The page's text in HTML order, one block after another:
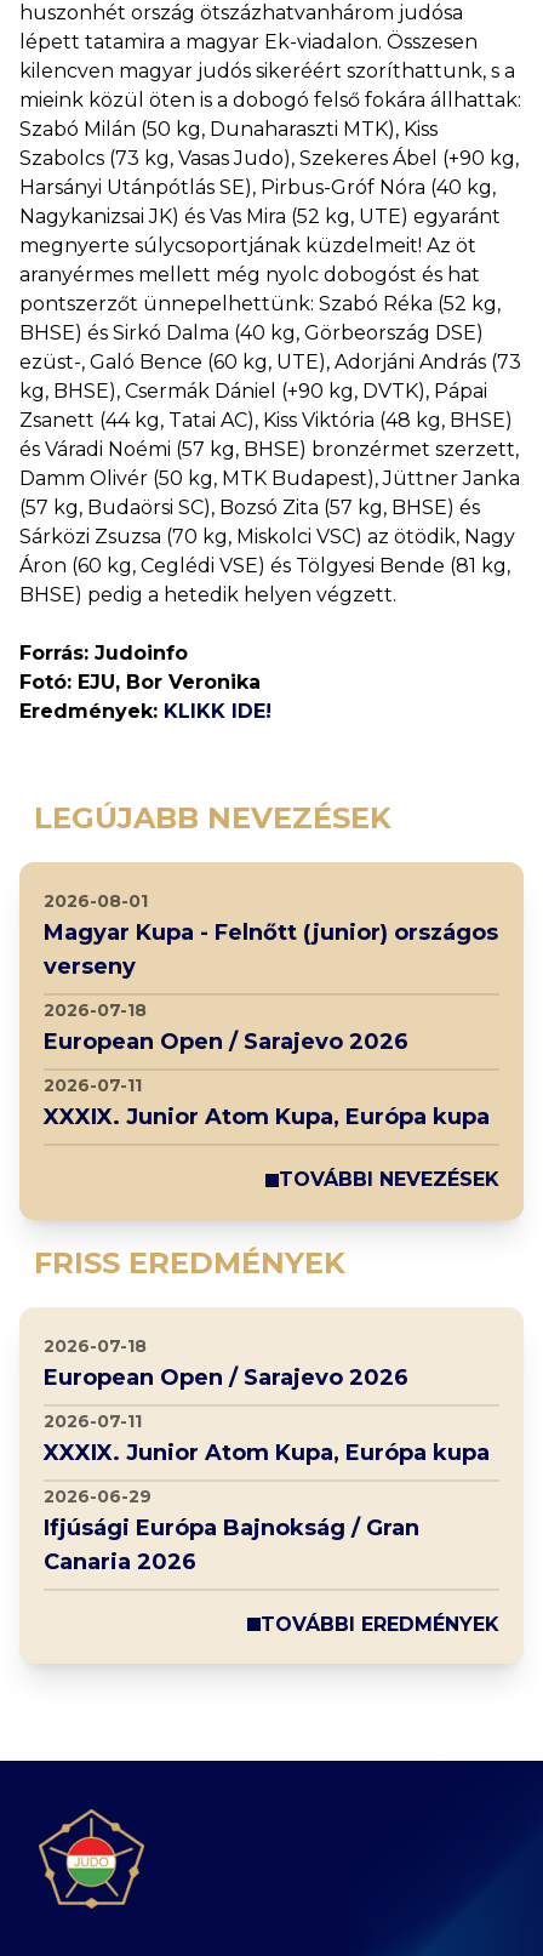
huszonhét ország ötszázhatvanhárom judósa
lépett tatamira a magyar Ek-viadalon. Összesen
kilencven magyar judós sikeréért szoríthattunk, s a
mieink közül öten is a dobogó felső fokára állhattak:
Szabó Milán (50 kg, Dunaharaszti MTK), Kiss
Szabolcs (73 kg, Vasas Judo), Szekeres Ábel (+90 kg,
Harsányi Utánpótlás SE), Pirbus-Gróf Nóra (40 kg,
Nagykanizsai JK) és Vas Mira (52 kg, UTE) egyaránt
megnyerte súlycsoportjának küzdelmeit! Az öt
aranyérmes mellett még nyolc dobogóst és hat
pontszerzőt ünnepelhettünk: Szabó Réka (52 kg,
BHSE) és Sirkó Dalma (40 kg, Görbeország DSE)
ezüst-, Galó Bence (60 kg, UTE), Adorjáni András (73
kg, BHSE), Csermák Dániel (+90 kg, DVTK), Pápai
Zsanett (44 kg, Tatai AC), Kiss Viktória (48 kg, BHSE)
és Váradi Noémi (57 kg, BHSE) bronzérmet szerzett,
Damm Olivér (50 kg, MTK Budapest), Jüttner Janka
(57 kg, Budaörsi SC), Bozsó Zita (57 kg, BHSE) és
Sárközi Zsuzsa (70 kg, Miskolci VSC) az ötödik, Nagy
Áron (60 kg, Ceglédi VSE) és Tölgyesi Bende (81 kg,
BHSE) pedig a hetedik helyen végzett.
Forrás: Judoinfo
Fotó: EJU, Bor Veronika
Eredmények: KLIKK IDE!
LEGÚJABB NEVEZÉSEK
FRISS EREDMÉNYEK
2026-08-01
Magyar Kupa - Felnőtt (junior) országos
verseny
2026-07-18
European Open / Sarajevo 2026
2026-07-11
XXXIX. Junior Atom Kupa, Európa kupa
TOVÁBBI NEVEZÉSEK
2026-07-18
European Open / Sarajevo 2026
2026-07-11
XXXIX. Junior Atom Kupa, Európa kupa
2026-06-29
Ifjúsági Európa Bajnokság / Gran
Canaria 2026
TOVÁBBI EREDMÉNYEK